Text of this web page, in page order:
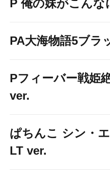
P 俺の妹がこんな
PA大海物語5ブラ
Pフィーバー戦姫
ver.
ぱちんこ シン・
LT ver.